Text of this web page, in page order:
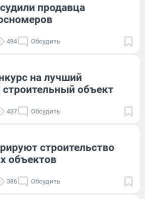
продавца
494 Обсудить
на лучший
объект
437 Обсудить
строительство
объектов
386 Обсудить